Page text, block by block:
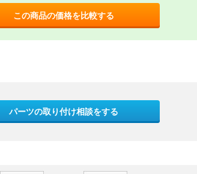
この商品の価格を比較する
パーツの取り付け相談をする